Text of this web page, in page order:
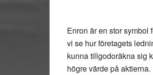
Enron är en stor symbol
vi se hur företagets
kunna tillgodoräkna sig
högre värde på aktierna.